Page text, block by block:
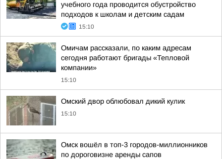
учебного года проводится обустройство
подходов к школам и детским садам
15:10
Омичам рассказали, по каким адресам
сегодня работают бригады «Тепловой
компании»
15:10
Омский двор облюбовал дикий кулик
15:10
Омск вошёл в топ-3 городов-миллионников
по дороговизне аренды сапов